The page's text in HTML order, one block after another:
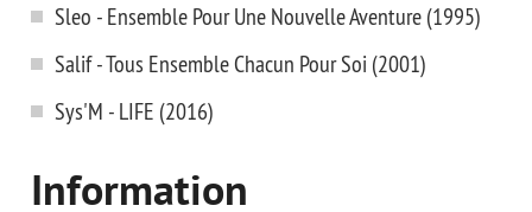
Sleo - Ensemble Pour Une Nouvelle Aventure (1995)
Salif - Tous Ensemble Chacun Pour Soi (2001)
Sys'M - LIFE (2016)
Information